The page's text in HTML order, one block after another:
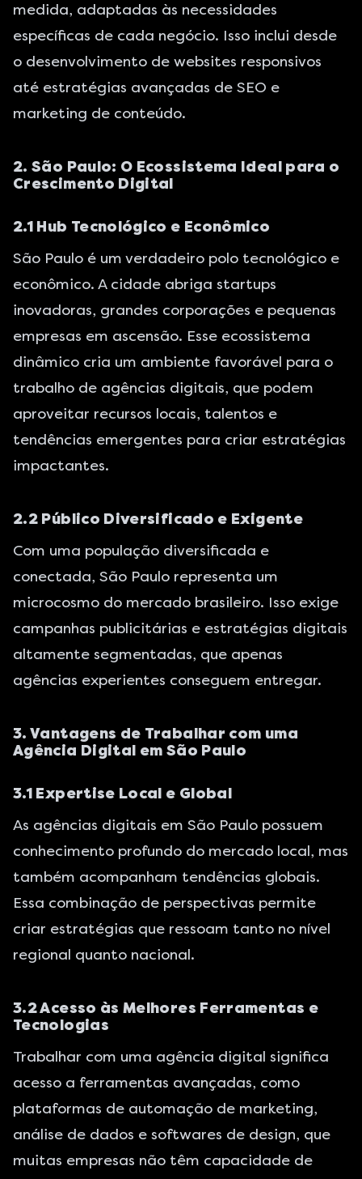
medida, adaptadas às necessidades
específicas de cada negócio. Isso inclui desde
o desenvolvimento de websites responsivos
até estratégias avançadas de SEO e
marketing de conteúdo.
2. São Paulo: O Ecossistema Ideal para o
Crescimento Digital
2.1 Hub Tecnológico e Econômico
São Paulo é um verdadeiro polo tecnológico e
econômico. A cidade abriga startups
inovadoras, grandes corporações e pequenas
empresas em ascensão. Esse ecossistema
dinâmico cria um ambiente favorável para o
trabalho de agências digitais, que podem
aproveitar recursos locais, talentos e
tendências emergentes para criar estratégias
impactantes.
2.2 Público Diversificado e Exigente
Com uma população diversificada e
conectada, São Paulo representa um
microcosmo do mercado brasileiro. Isso exige
campanhas publicitárias e estratégias digitais
altamente segmentadas, que apenas
agências experientes conseguem entregar.
3. Vantagens de Trabalhar com uma
Agência Digital em São Paulo
3.1 Expertise Local e Global
As agências digitais em São Paulo possuem
conhecimento profundo do mercado local, mas
também acompanham tendências globais.
Essa combinação de perspectivas permite
criar estratégias que ressoam tanto no nível
regional quanto nacional.
3.2 Acesso às Melhores Ferramentas e
Tecnologias
Trabalhar com uma agência digital significa
acesso a ferramentas avançadas, como
plataformas de automação de marketing,
análise de dados e softwares de design, que
muitas empresas não têm capacidade de